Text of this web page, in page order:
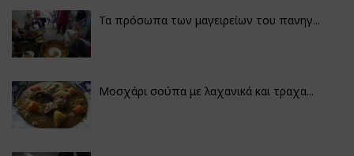
Τα πρόσωπα των μαγειρείων του πανηγ...
Μοσχάρι σούπα με λαχανικά και τραχα...